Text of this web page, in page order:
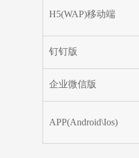
H5(WAP)移动端
钉钉版
企业微信版
APP(Android\Ios)